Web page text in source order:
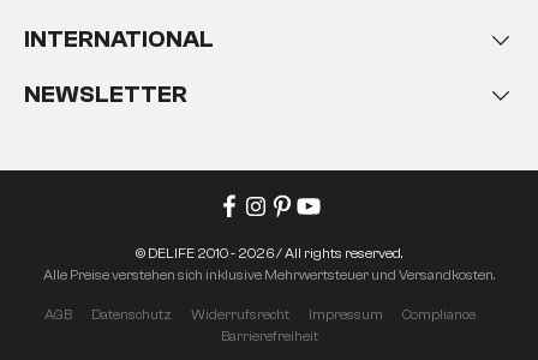
INTERNATIONAL
NEWSLETTER
AGB Datenschutz Widerrufsrecht Impressum
Compliance
Barrierefreiheit
© DELIFE 2010 - 2026 / All rights reserved.
Alle Preise verstehen sich inklusive Mehrwertsteuer und Versandkosten.